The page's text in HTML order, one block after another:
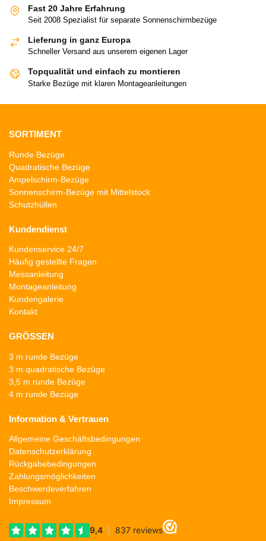
Fast 20 Jahre Erfahrung
Seit 2008 Spezialist für separate Sonnenschirmbezüge
Lieferung in ganz Europa
Schneller Versand aus unserem eigenen Lager
Topqualität und einfach zu montieren
Starke Bezüge mit klaren Montageanleitungen
SORTIMENT
Runde Bezüge
Quadratische Bezüge
Ampelschirm-Bezüge
Sonnenschirm-Bezüge mit Mittelstock
Schutzhüllen
Kundendienst
Kundenservice 24/7
Häufig gestellte Fragen
Messanleitung
Montageanleitung
Kundengalerie
Kontakt
GRÖSSEN
3 m runde Bezüge
3 m quadratische Bezüge
3,5 m runde Bezüge
4 m runde Bezüge
Information & Vertrauen
Allgemeine Geschäftsbedingungen
Datenschutzerklärung
Rückgabebedingungen
Zahlungsmöglichkeiten
Beschwerdeverfahren
Impressum